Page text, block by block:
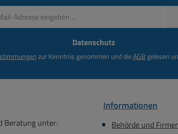
Datenschutz
zur Kenntnis genommen und dieAGB gelesen
Beratung unter:
Informationen
Behörde und